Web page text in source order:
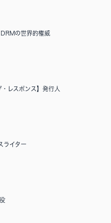
の世界的権威
レスポンス】発行人
ライター